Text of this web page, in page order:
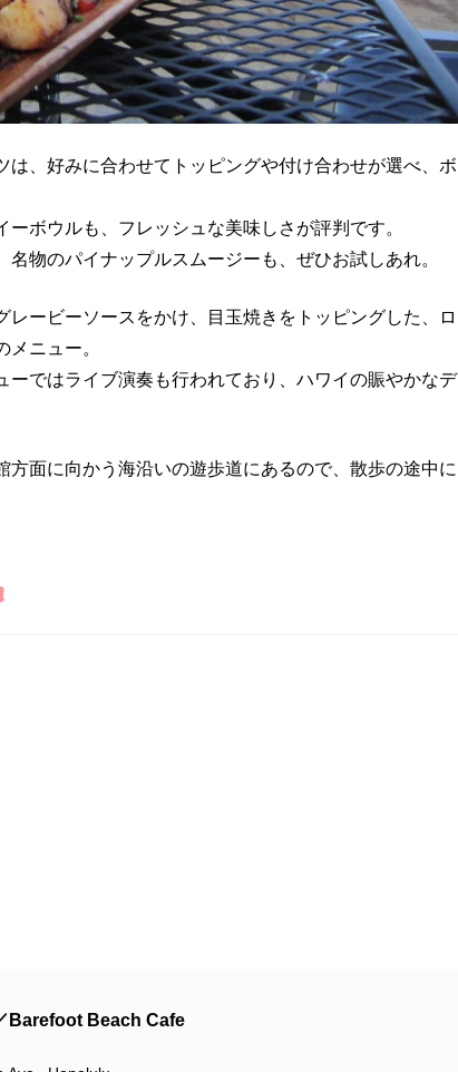
は、好みに合わせてトッピングや付け合わせが選べ、ボ
ボウルも、フレッシュな美味しさが評判です。
物のパイナップルスムージーも、ぜひお試しあれ。
レービーソースをかけ、目玉焼きをトッピングした、ロ
ニュー。
ーではライブ演奏も行われており、ハワイの賑やかなデ
方面に向かう海沿いの遊歩道にあるので、散歩の途中に
Barefoot Beach Cafe